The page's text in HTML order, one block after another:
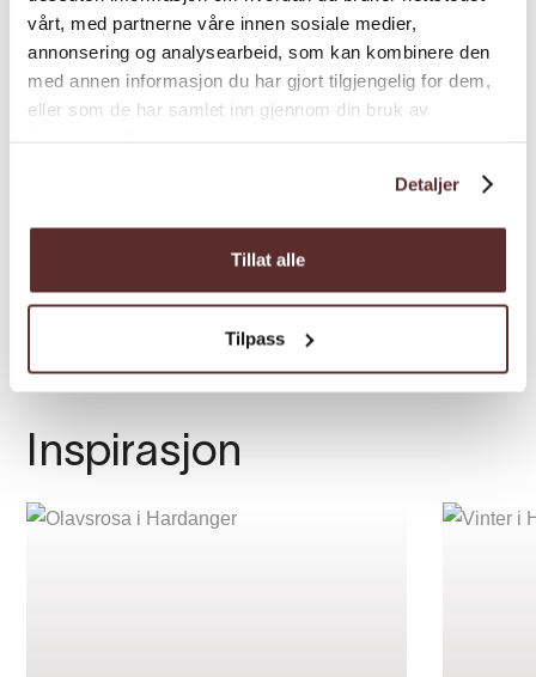
vårt, med partnerne våre innen sosiale medier,
annonsering og analysearbeid, som kan kombinere den
med annen informasjon du har gjort tilgjengelig for dem,
eller som de har samlet inn gjennom din bruk av
Detaljer
Tillat alle
Tilpass
Prisar
Beskrivelse Pris*
Inngangsbilett vaksen 125,00
Inspirasjon